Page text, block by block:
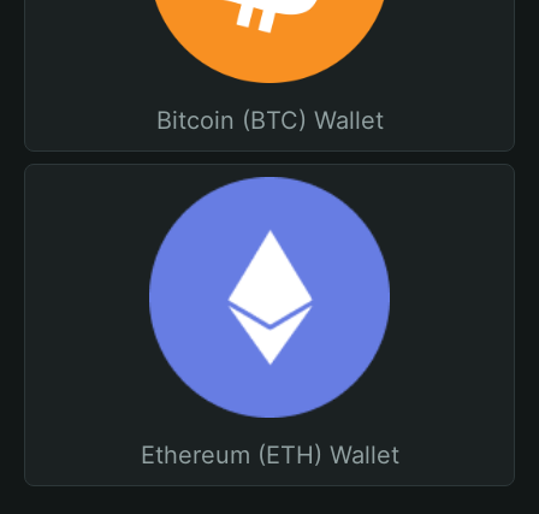
Bitcoin (BTC) Wallet
Ethereum (ETH) Wallet